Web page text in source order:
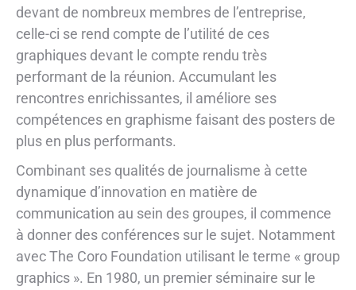
devant de nombreux membres de l’entreprise,
celle-ci se rend compte de l’utilité de ces
graphiques devant le compte rendu très
performant de la réunion. Accumulant les
rencontres enrichissantes, il améliore ses
compétences en graphisme faisant des posters de
plus en plus performants.
Combinant ses qualités de journalisme à cette
dynamique d’innovation en matière de
communication au sein des groupes, il commence
à donner des conférences sur le sujet. Notamment
avec The Coro Foundation utilisant le terme « group
graphics ». En 1980, un premier séminaire sur le